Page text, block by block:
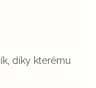
díky kterému